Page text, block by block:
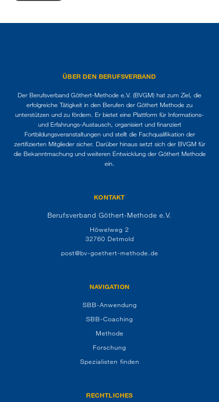
ÜBER DEN BERUFSVERBAND
Der Berufsverband Göthert-Methode e.V. (BVGM) hat zum Ziel, die
erfolgreiche Tätigkeit in den Berufen der Göthert Methode zu
unterstützen und zu fördern. Er bietet eine Plattform für Informations-
und Erfahrungs-Austausch, organisiert und finanziert
Fortbildungsveranstaltungen und stellt die Fachqualifikation der
zertifizierten Mitglieder sicher. Darüber hinaus setzt sich der BVGM für
die Bekanntmachung und weiteren Entwicklung der Göthert Methode
ein.
NAVIGATION
SBB-Anwendung
SBB-Coaching
Methode
Forschung
Spezialisten finden
RECHTLICHES
KONTAKT
Berufsverband Göthert-Methode e.V.
Höwelweg 2
32760 Detmold
post@bv-goethert-methode.de